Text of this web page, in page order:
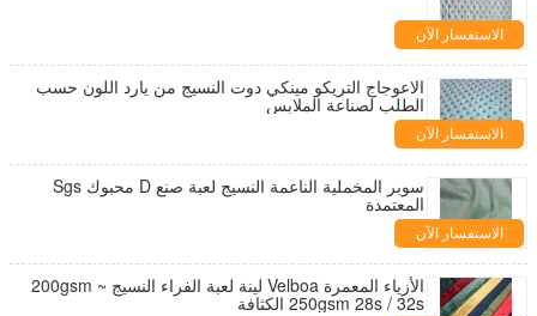
الاستفسار الآن
الاعوجاج التريكو مينكي دوت النسيج من يارد اللون حسب
الطلب لصناعة الملابس
الاستفسار الآن
سوبر المخملية الناعمة النسيج لعبة صنع D محبوك Sgs
المعتمدة
الاستفسار الآن
الأزياء المعمرة Velboa لينة لعبة الفراء النسيج 200gsm ~
250gsm 28s / 32s الكثافة